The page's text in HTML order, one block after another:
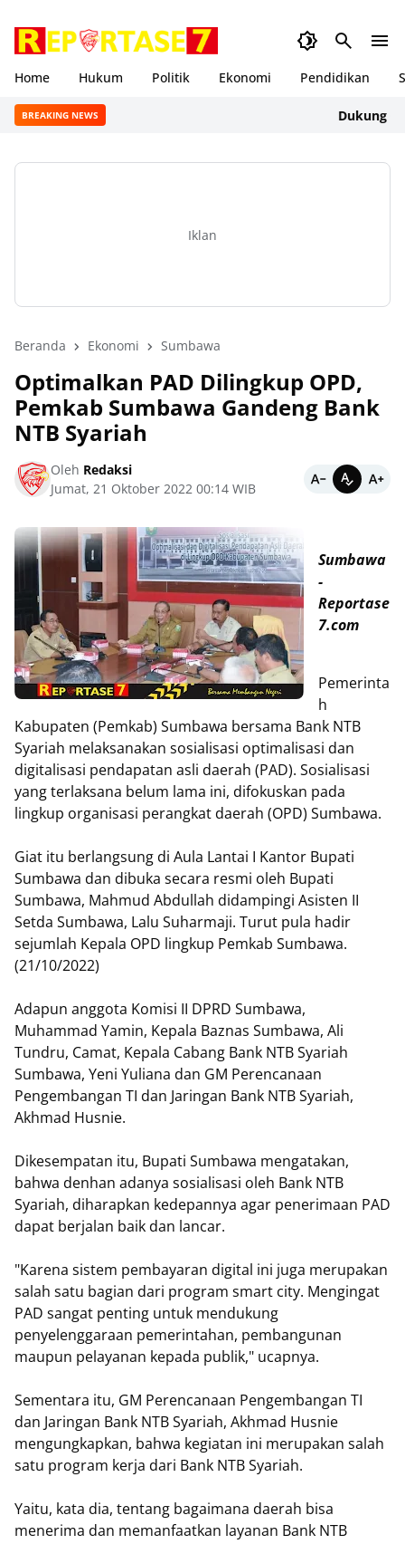
Home Hukum Politik Ekonomi Pendidikan
BREAKING NEWS Dukung
Iklan
Beranda Ekonomi Sumbawa
Optimalkan PAD Dilingkup OPD,
Pemkab Sumbawa Gandeng Bank
NTB Syariah
Oleh Redaksi
Jumat, 21 Oktober 2022 00:14 WIB
Sumbawa
-
Reportase
7.com
Pemerinta
h
Kabupaten (Pemkab) Sumbawa bersama Bank NTB
Syariah melaksanakan sosialisasi optimalisasi dan
digitalisasi pendapatan asli daerah (PAD). Sosialisasi
yang terlaksana belum lama ini, difokuskan pada
lingkup organisasi perangkat daerah (OPD) Sumbawa.
Giat itu berlangsung di Aula Lantai I Kantor Bupati
Sumbawa dan dibuka secara resmi oleh Bupati
Sumbawa, Mahmud Abdullah didampingi Asisten II
Setda Sumbawa, Lalu Suharmaji. Turut pula hadir
sejumlah Kepala OPD lingkup Pemkab Sumbawa.
(21/10/2022)
Adapun anggota Komisi II DPRD Sumbawa,
Muhammad Yamin, Kepala Baznas Sumbawa, Ali
Tundru, Camat, Kepala Cabang Bank NTB Syariah
Sumbawa, Yeni Yuliana dan GM Perencanaan
Pengembangan TI dan Jaringan Bank NTB Syariah,
Akhmad Husnie.
Dikesempatan itu, Bupati Sumbawa mengatakan,
bahwa denhan adanya sosialisasi oleh Bank NTB
Syariah, diharapkan kedepannya agar penerimaan PAD
dapat berjalan baik dan lancar.
"Karena sistem pembayaran digital ini juga merupakan
salah satu bagian dari program smart city. Mengingat
PAD sangat penting untuk mendukung
penyelenggaraan pemerintahan, pembangunan
maupun pelayanan kepada publik," ucapnya.
Sementara itu, GM Perencanaan Pengembangan TI
dan Jaringan Bank NTB Syariah, Akhmad Husnie
mengungkapkan, bahwa kegiatan ini merupakan salah
satu program kerja dari Bank NTB Syariah.
Yaitu, kata dia, tentang bagaimana daerah bisa
menerima dan memanfaatkan layanan Bank NTB